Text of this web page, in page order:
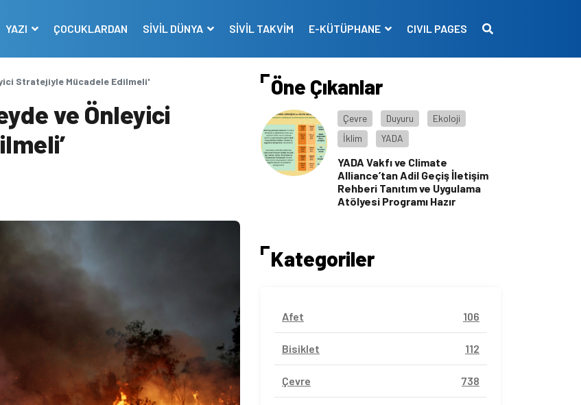
YAZI ÇOCUKLARDAN SİVİL DÜNYA SİVİL TAKVİM E-KÜTÜPHANE CIVIL PAGES
Stratejiyle Mücadele Edilmeli'
ve Önleyici
Öne Çıkanlar
Çevre Duyuru
Ekoloji
İklim
YADA
YADA Vakfı ve Climate
Alliance’tan Adil Geçiş İletişim
Rehberi Tanıtım ve Uygulama
Atölyesi Programı Hazır
Kategoriler
Afet 106
Bisiklet 112
Çevre 738